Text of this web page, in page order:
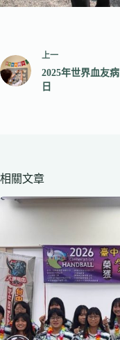
上一
2025年世界血友病
日
相關文章